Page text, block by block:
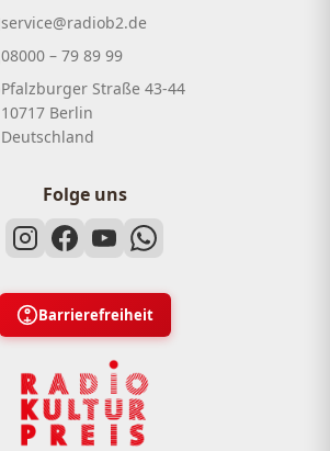
service@radiob2.de
08000 – 79 89 99
Pfalzburger Straße 43-44
10717 Berlin
Deutschland
Folge uns
Barrierefreiheit